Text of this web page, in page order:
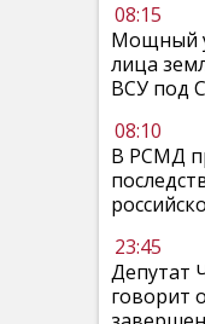
08:15
Мощный
лица
ВСУ под
08:10
В РСМД
23:45
Депутат
говорит